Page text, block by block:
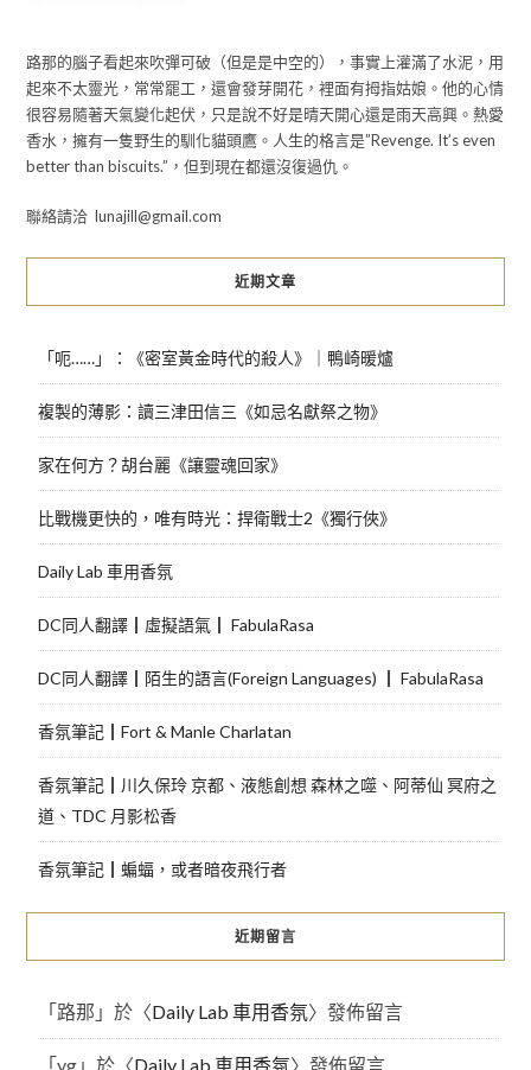
路那的腦子看起來吹彈可破（但是是中空的），事實上灌滿了水泥，用
起來不太靈光，常常罷工，還會發芽開花，裡面有拇指姑娘。他的心情
很容易隨著天氣變化起伏，只是說不好是晴天開心還是雨天高興。熱愛
香水，擁有一隻野生的馴化貓頭鷹。人生的格言是”Revenge. It’s even
better than biscuits.”，但到現在都還沒復過仇。
聯絡請洽 lunajill@gmail.com
近期文章
「呃……」：《密室黃金時代的殺人》｜鴨崎暖爐
複製的薄影：讀三津田信三《如忌名獻祭之物》
家在何方？胡台麗《讓靈魂回家》
比戰機更快的，唯有時光：捍衛戰士2《獨行俠》
Daily Lab 車用香氛
DC同人翻譯┃虛擬語氣┃ FabulaRasa
DC同人翻譯┃陌生的語言(Foreign Languages) ┃ FabulaRasa
香氛筆記┃Fort & Manle Charlatan
香氛筆記┃川久保玲 京都、液態創想 森林之噬、阿蒂仙 冥府之
道、TDC 月影松香
香氛筆記┃蝙蝠，或者暗夜飛行者
近期留言
「路那 」於〈Daily Lab 車用香氛〉發佈留言
「yg」於〈Daily Lab 車用香氛〉發佈留言